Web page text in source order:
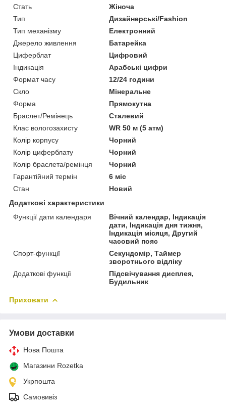
Стать
Жіноча
Тип
Дизайнерські/Fashion
Тип механізму
Електронний
Джерело живлення
Батарейка
Циферблат
Цифровий
Індикація
Арабські цифри
Формат часу
12/24 години
Скло
Мінеральне
Форма
Прямокутна
Браслет/Ремінець
Сталевий
Клас вологозахисту
WR 50 м (5 атм)
Колір корпусу
Чорний
Колір циферблату
Чорний
Колір браслета/ремінця
Чорний
Гарантійний термін
6 міс
Стан
Новий
Додаткові характеристики
Функції дати календаря
Вічний календар, Індикація
дати, Індикація дня тижня,
Індикація місяця, Другий
часовий пояс
Спорт-функції
Секундомір, Таймер
зворотнього відліку
Додаткові функції
Підсвічування дисплея,
Будильник
Приховати
Умови доставки
Нова Пошта
Магазини Rozetka
Укрпошта
Самовивіз